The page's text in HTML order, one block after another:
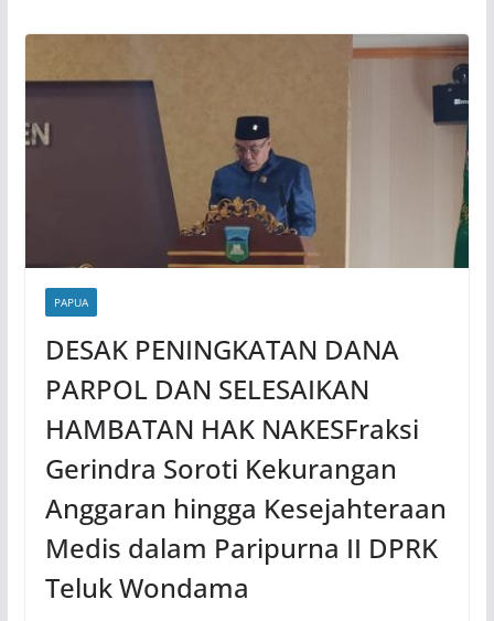
PAPUA
DESAK PENINGKATAN DANA
PARPOL DAN SELESAIKAN
HAMBATAN HAK NAKESFraksi
Gerindra Soroti Kekurangan
Anggaran hingga Kesejahteraan
Medis dalam Paripurna II DPRK
Teluk Wondama